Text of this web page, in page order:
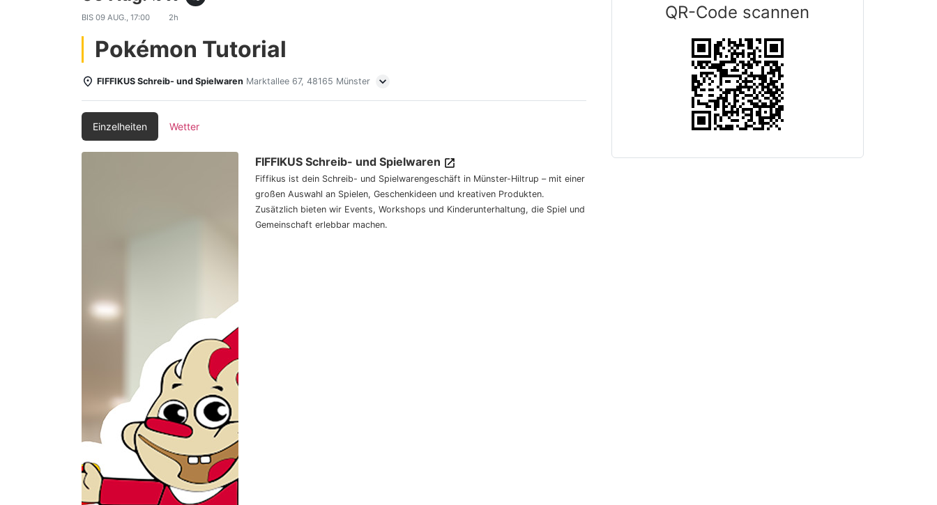
BIS 09 AUG., 17:00 2h
Pokémon Tutorial
FIFFIKUS Schreib- und Spielwaren Marktallee 67, 48165 Münster
Einzelheiten Wetter
FIFFIKUS Schreib- und Spielwaren
Fiffikus ist dein Schreib- und Spielwarengeschäft in Münster-Hiltrup – mit einer
großen Auswahl an Spielen, Geschenkideen und kreativen Produkten.
Zusätzlich bieten wir Events, Workshops und Kinderunterhaltung, die Spiel und
Gemeinschaft erlebbar machen.
QR-Code scannen